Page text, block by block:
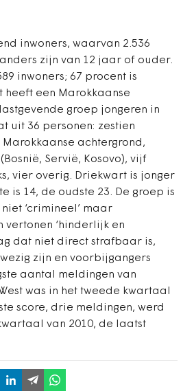
inwoners, waarvan 2.536
zijn van 12 jaar of ouder.
inwoners; 67 procent is
heeft een Marokkaanse
groep jongeren in
uit 36 personen: zestien
achtergrond,
(Bosnië, Servië, Kosovo), vijf
vier overig. Driekwart is jonger
is 14, de oudste 23. De groep is
‘crimineel’ maar
vertonen ‘hinderlijk en
dat niet direct strafbaar is,
zijn en voorbijgangers
aantal meldingen van
was in het tweede kwartaal
score, drie meldingen, werd
van 2010, de laatst